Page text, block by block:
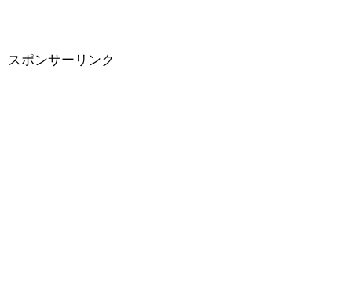
ション・ゾンビ系を解説！スポンサ...
スポンサーリンク